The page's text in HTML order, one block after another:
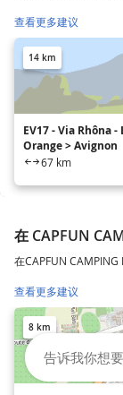
查看更多建议
14 km
EV17 - Via Rhôna
Orange > Avignon
67 km
在 CAPFUN
在CAPFUN CAMPING
查看更多建议
8 km
告诉我你想